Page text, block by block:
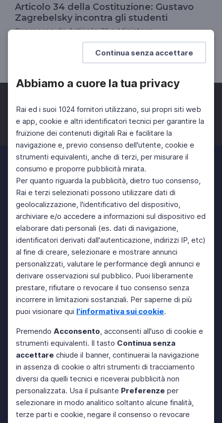
Continua senza accettare
Abbiamo a cuore la tua privacy
Rai ed i suoi 1024 fornitori utilizzano, sui propri siti web
e app, cookie e altri identificatori tecnici per garantire la
fruizione dei contenuti digitali Rai e facilitare la
navigazione e, previo consenso dell'utente, cookie e
strumenti equivalenti, anche di terzi, per misurare il
consumo e proporre pubblicità mirata.
Per quanto riguarda la pubblicità, dietro tuo consenso,
Rai e terzi selezionati possono utilizzare dati di
geolocalizzazione, l'identificativo del dispositivo,
archiviare e/o accedere a informazioni sul dispositivo ed
elaborare dati personali (es. dati di navigazione,
identificatori derivati dall'autenticazione, indirizzi IP, etc)
al fine di creare, selezionare e mostrare annunci
personalizzati, valutare le performance degli annunci e
derivare osservazioni sul pubblico. Puoi liberamente
prestare, rifiutare o revocare il tuo consenso senza
incorrere in limitazioni sostanziali. Per saperne di più
puoi visionare qui l'informativa sui cookie.
Premendo Acconsento, acconsenti all'uso di cookie e
strumenti equivalenti. Il tasto Continua senza
accettare chiude il banner, continuerai la navigazione
in assenza di cookie o altri strumenti di tracciamento
diversi da quelli tecnici e riceverai pubblicità non
personalizzata. Usa il pulsante Preferenze per
selezionare in modo analitico soltanto alcune finalità,
terze parti e cookie, negare il consenso o revocare
Articolo 34 della Costituzione: Gustavo
Zagrebelsky incontra gli studenti
Promosso da Articolo 21 e Ministero
SCUOLA SECONDARIA 2°
Facebook Twitter Instagram